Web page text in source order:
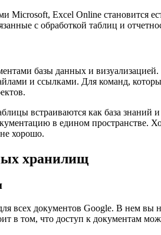
Microsoft, Excel Online
с обработкой таблиц и
базы данных и
и ссылками. Для команд,
встраиваются как база
в едином пространстве.
хорошо.
хранилищ
всех документов Google. В нем вы
том, что доступ к документам